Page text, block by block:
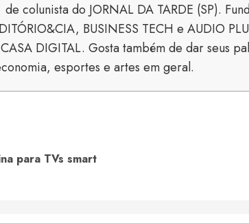
de colunista do JORNAL DA TARDE (SP).
BUSINESS TECH e AUDIO
DIGITAL. Gosta também de dar seus
esportes e artes em geral.
para TVs smart